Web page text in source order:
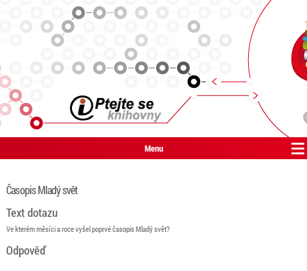
Menu
Časopis Mladý svět
Text dotazu
Ve kterém měsíci a roce vyšel poprvé časopis Mladý svět?
Odpověď